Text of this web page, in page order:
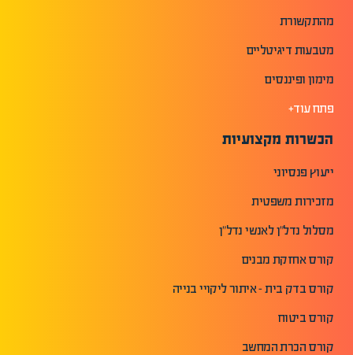
מהתקשורת
מטבעות דיגיטליים
מימון ופיננסים
פתח עוד+
הכשרות מקצועיות
ייעוץ פנסיוני
מזכירות משפטית
מסלול נדל"ן לאנשי נדל"ן
קורס אחזקת מבנים
קורס בדק בית - איתור ליקויי בנייה
קורס ביטוח
קורס הכרת המחשב